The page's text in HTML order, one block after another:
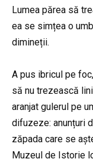
Lumea părea să
ea se simțea o
dimineții.
A pus ibricul pe
să nu trezească
aranjat gulerul pe
difuzeze: anunțuri
zăpada care se
Muzeul de Istorie